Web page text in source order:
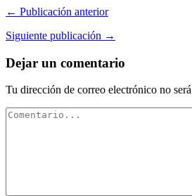
← Publicación anterior
Siguiente publicación →
Dejar un comentario
Tu dirección de correo electrónico no